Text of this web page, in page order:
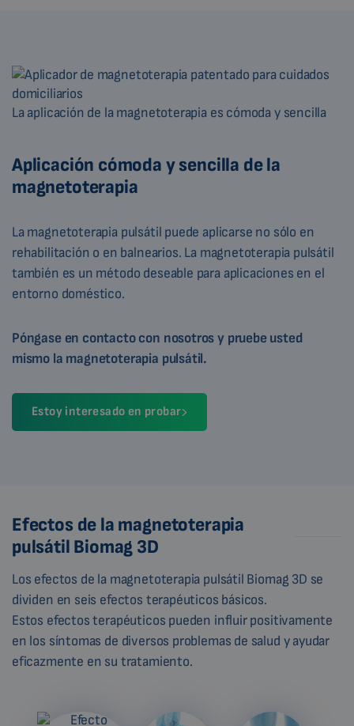
La aplicación de la magnetoterapia es cómoda y sencilla
Aplicación cómoda y sencilla de la
magnetoterapia
La magnetoterapia pulsátil puede aplicarse no sólo en
rehabilitación o en balnearios. La magnetoterapia pulsátil
también es un método deseable para aplicaciones en el
entorno doméstico.
Póngase en contacto con nosotros y pruebe usted
mismo la magnetoterapia pulsátil.
Estoy interesado en probar
Efectos de la magnetoterapia
pulsátil Biomag 3D
Los efectos de la magnetoterapia pulsátil Biomag 3D se
dividen en seis efectos terapéuticos básicos.
Estos efectos terapéuticos pueden influir positivamente
en los síntomas de diversos problemas de salud y ayudar
eficazmente en su tratamiento.